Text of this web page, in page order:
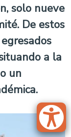
solo nueve
De estos
a la
un